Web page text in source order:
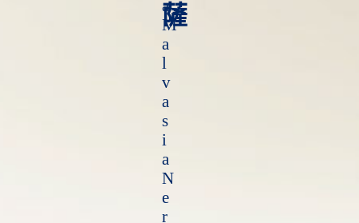
a
M
a
l
v
a
s
i
a
N
e
r
薩